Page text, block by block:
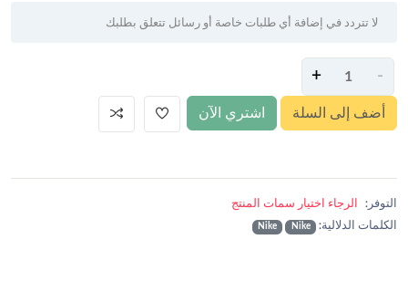
-
+
أضف إلى السلة اشتري الآن
التوفر: الرجاء اختيار سمات المنتج
الكلمات الدلالية:
Nike
Nike